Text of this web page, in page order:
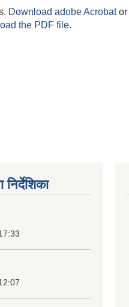
Download adobe Acrobator
the PDF file.